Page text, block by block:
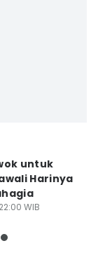
untuk
Harinya
WIB